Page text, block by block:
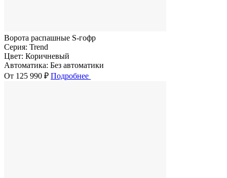
Ворота распашные S-гофр
Серия: Trend
Цвет: Коричневый
Автоматика: Без автоматики
От 125 990 ₽ Подробнее